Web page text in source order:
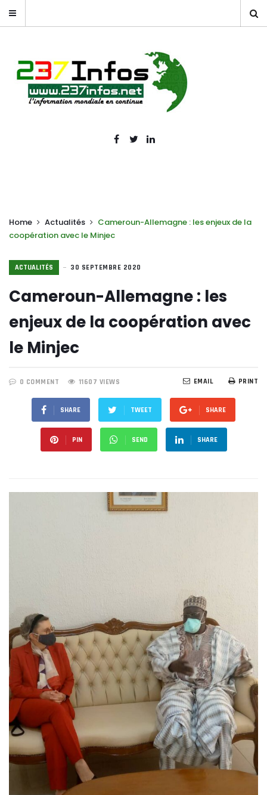
Home Actualités
Cameroun-Allemagne : les enjeux de la
coopération avec le Minjec
ACTUALITÉS 30 SEPTEMBRE 2020
Cameroun-Allemagne : les
enjeux de la coopération avec
le Minjec
0 COMMENT 11607 VIEWS PRINT
EMAIL
SHARE TWEET SHARE
PIN SEND SHARE